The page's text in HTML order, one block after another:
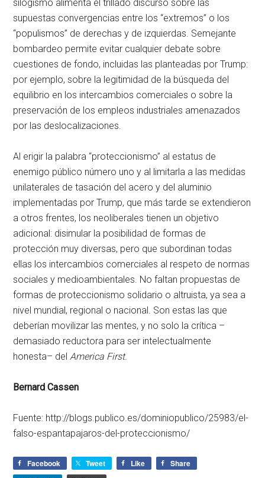
silogismo alimenta el trillado discurso sobre las
supuestas convergencias entre los “extremos” o los
“populismos” de derechas y de izquierdas. Semejante
bombardeo permite evitar cualquier debate sobre
cuestiones de fondo, incluidas las planteadas por Trump:
por ejemplo, sobre la legitimidad de la búsqueda del
equilibrio en los intercambios comerciales o sobre la
preservación de los empleos industriales amenazados
por las deslocalizaciones.
Al erigir la palabra “proteccionismo” al estatus de
enemigo público número uno y al limitarla a las medidas
unilaterales de tasación del acero y del aluminio
implementadas por Trump, que más tarde se extendieron
a otros frentes, los neoliberales tienen un objetivo
adicional: disimular la posibilidad de formas de
protección muy diversas, pero que subordinan todas
ellas los intercambios comerciales al respeto de normas
sociales y medioambientales. No faltan propuestas de
formas de proteccionismo solidario o altruista, ya sea a
nivel mundial, regional o nacional. Son estas las que
deberían movilizar las mentes, y no solo la crítica –
demasiado reductora para ser intelectualmente
honesta– del America First.
Bernard Cassen
Fuente: http://blogs.publico.es/dominiopublico/25983/el-
falso-espantapajaros-del-proteccionismo/
Facebook Tweet Like
Share